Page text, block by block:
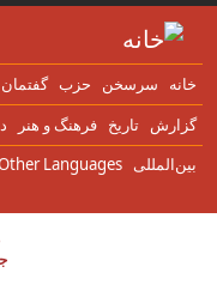
به محتوای اصلی
سرسخن حزب گفتمان
تاریخ فرهنگ و هنر
Other Languages
جمعه ۷
جمعه ۱۶ مرداد